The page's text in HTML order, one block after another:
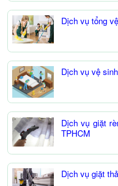
Dịch vụ tổng
Dịch vụ vệ
Dịch vụ giặt
TPHCM
Dịch vụ giặt